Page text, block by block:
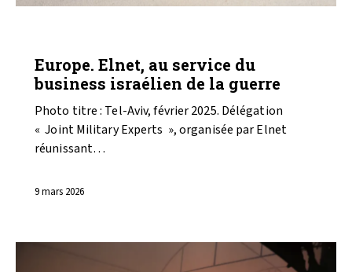
Europe. Elnet, au service du
business israélien de la guerre
Photo titre : Tel-Aviv, février 2025. Délégation
« Joint Military Experts », organisée par Elnet
réunissant…
9 mars 2026